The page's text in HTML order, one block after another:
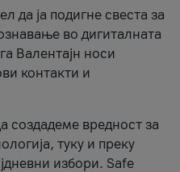
да ја подигне свеста за
во дигиталната
Валентајн носи
контакти и
создадеме вредност за
туку и преку
избори. Safe